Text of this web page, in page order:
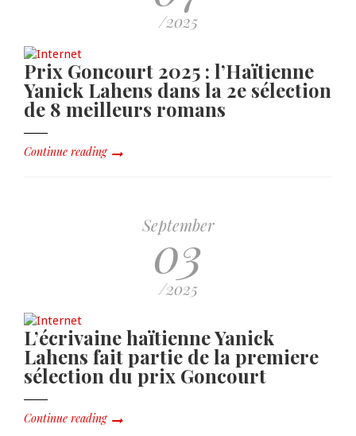
/2025
Prix Goncourt 2025 : l’Haïtienne
Yanick Lahens dans la 2e sélection
de 8 meilleurs romans
Continue reading
September
03
/2025
L’écrivaine haïtienne Yanick
Lahens fait partie de la premiere
sélection du prix Goncourt
Continue reading